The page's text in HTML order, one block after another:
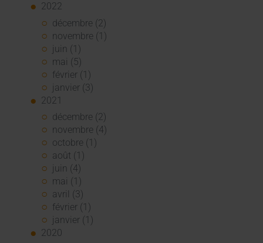
2022
décembre (2)
novembre (1)
juin (1)
mai (5)
février (1)
janvier (3)
2021
décembre (2)
novembre (4)
octobre (1)
août (1)
juin (4)
mai (1)
avril (3)
février (1)
janvier (1)
2020